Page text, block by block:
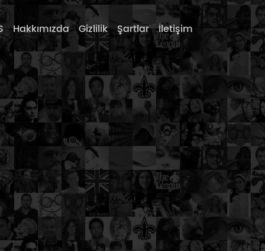
Hakkımızda Gizlilik Şartlar İletişim